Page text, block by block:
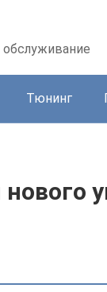
обслуживание
Тюнинг